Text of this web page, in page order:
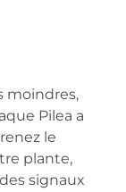
moindres,
Pilea a
le
plante,
signaux